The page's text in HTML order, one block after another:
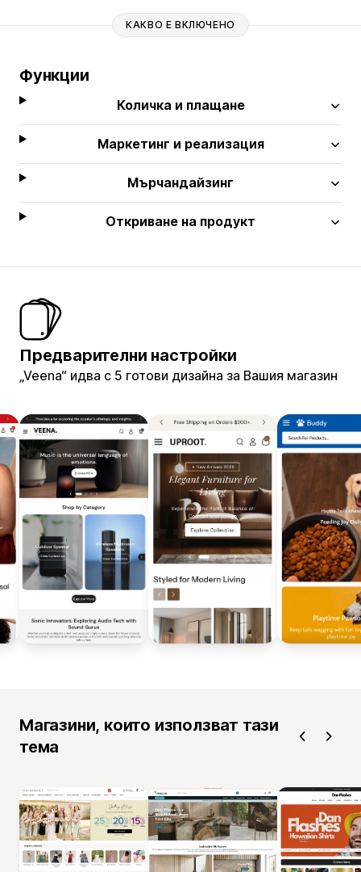
КАКВО Е ВКЛЮЧЕНО
Функции
Количка и плащане
Маркетинг и реализация
Мърчандайзинг
Откриване на продукт
Предварителни настройки
„Veena“ идва с 5 готови дизайна за Вашия магазин
Магазини, които използват тази
тема